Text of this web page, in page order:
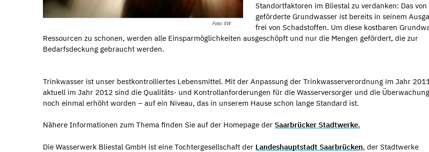
Foto: SW
Standortfaktoren im Bliestal zu verdanken: Das von
geförderte Grundwasser ist bereits in seinem
frei von Schadstoffen. Um diese kostbaren
Ressourcen zu schonen, werden alle Einsparmöglichkeiten ausgeschöpft und nur die Mengen gefördert, die zur
Bedarfsdeckung gebraucht werden.
Trinkwasser ist unser bestkontrolliertes Lebensmittel. Mit der Anpassung der Trinkwasserverordnung im Jahr
aktuell im Jahr 2012 sind die Qualitäts- und Kontrollanforderungen für die Wasserversorger und die
noch einmal erhöht worden – auf ein Niveau, das in unserem Hause schon lange Standard ist.
Nähere Informationen zum Thema finden Sie auf der Homepage der Saarbrücker Stadtwerke.
Die Wasserwerk Bliestal GmbH ist eine Tochtergesellschaft der Landeshauptstadt Saarbrücken, der Stadtwerke